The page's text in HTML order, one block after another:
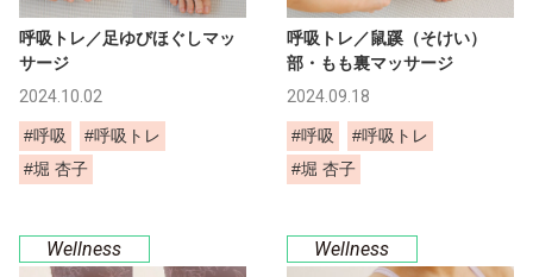
呼吸トレ／足ゆびほぐしマッ
サージ
2024.10.02
#呼吸
#呼吸トレ
#堀 杏子
呼吸トレ／鼠蹊（そけい）
部・もも裏マッサージ
2024.09.18
#呼吸
#呼吸トレ
#堀 杏子
Wellness Wellness